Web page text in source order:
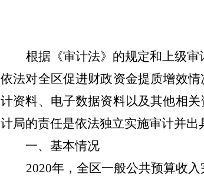
根据《审计法》的规定和上级
依法对全区促进财政资金提质增效
计资料、电子数据资料以及其他相
计局的责任是依法独立实施审计并出
一、 基本情况
2020年，全区一般公共预算收入